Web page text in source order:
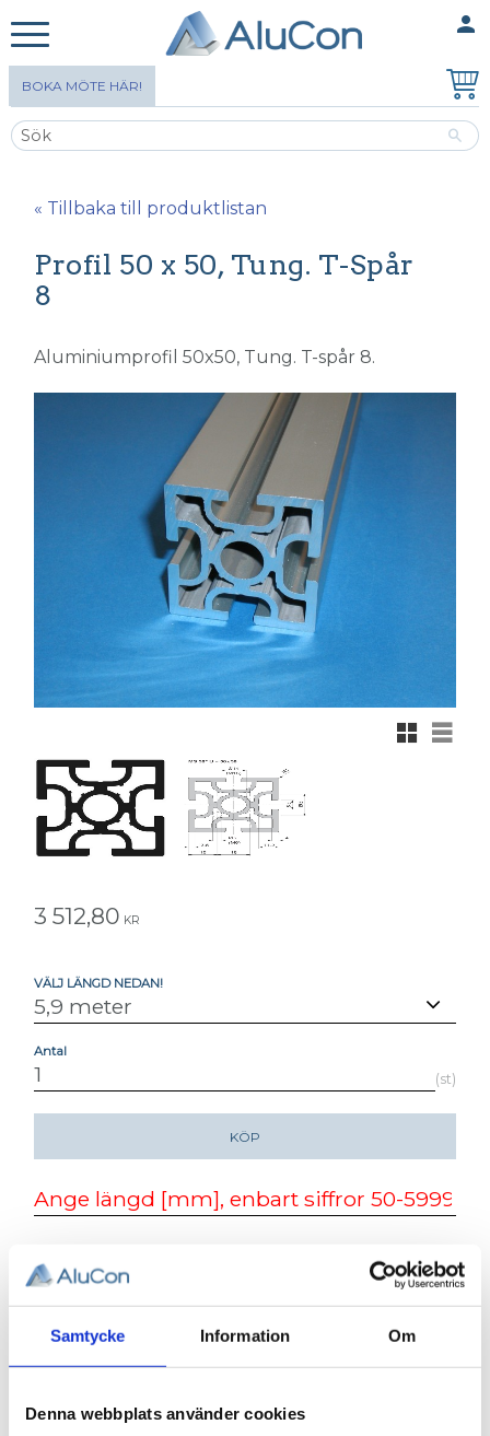
Samtycke Information Om
Denna webbplats använder cookies
person
BOKA MÖTE HÄR!
« Tillbaka till produktlistan
Profil 50 x 50, Tung. T-Spår
8
Aluminiumprofil 50x50, Tung. T-spår 8.
Rutnätsvy
Listvy
3 512,80 KR
VÄLJ LÄNGD NEDAN!
Antal
st
KÖP
Lagerstatus
Beställningsvara, lev. tid: 1-2
veckor
TUNG. T-SPÅR 8